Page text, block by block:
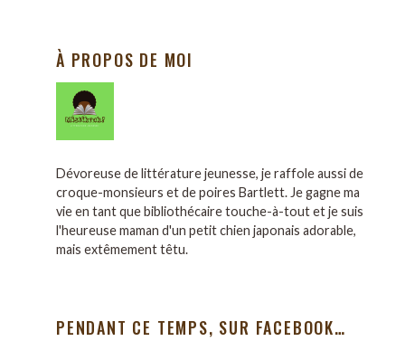
À PROPOS DE MOI
Dévoreuse de littérature jeunesse, je raffole aussi de
croque-monsieurs et de poires Bartlett. Je gagne ma
vie en tant que bibliothécaire touche-à-tout et je suis
l'heureuse maman d'un petit chien japonais adorable,
mais extêmement têtu.
PENDANT CE TEMPS, SUR FACEBOOK…